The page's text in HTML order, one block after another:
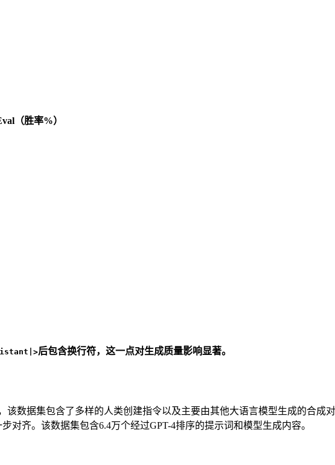
（胜率%）
后包含换行符，这一点对生成质量影响显著。
该数据集包含了多样的人类创建指令以及主要由其他大语言模型生成的合成
对齐。该数据集包含6.4万个经过GPT-4排序的提示词和模型生成内容。